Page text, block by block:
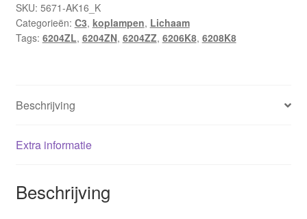
SKU: 5671-AK16_K
Categorieën: C3, koplampen, Lichaam
Tags: 6204ZL, 6204ZN, 6204ZZ, 6206K8, 6208K8
Beschrijving
Extra informatie
Beschrijving